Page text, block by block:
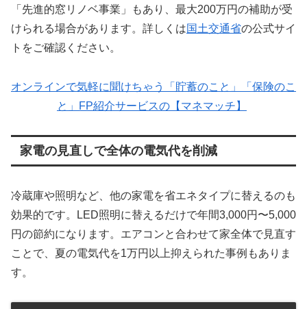
「先進的窓リノベ事業」もあり、最大200万円の補助が受
けられる場合があります。詳しくは国土交通省の公式サイ
トをご確認ください。
オンラインで気軽に聞けちゃう「貯蓄のこと」「保険のこ
と」FP紹介サービスの【マネマッチ】
家電の見直しで全体の電気代を削減
冷蔵庫や照明など、他の家電を省エネタイプに替えるのも
効果的です。LED照明に替えるだけで年間3,000円〜5,000
円の節約になります。エアコンと合わせて家全体で見直す
ことで、夏の電気代を1万円以上抑えられた事例もありま
す。